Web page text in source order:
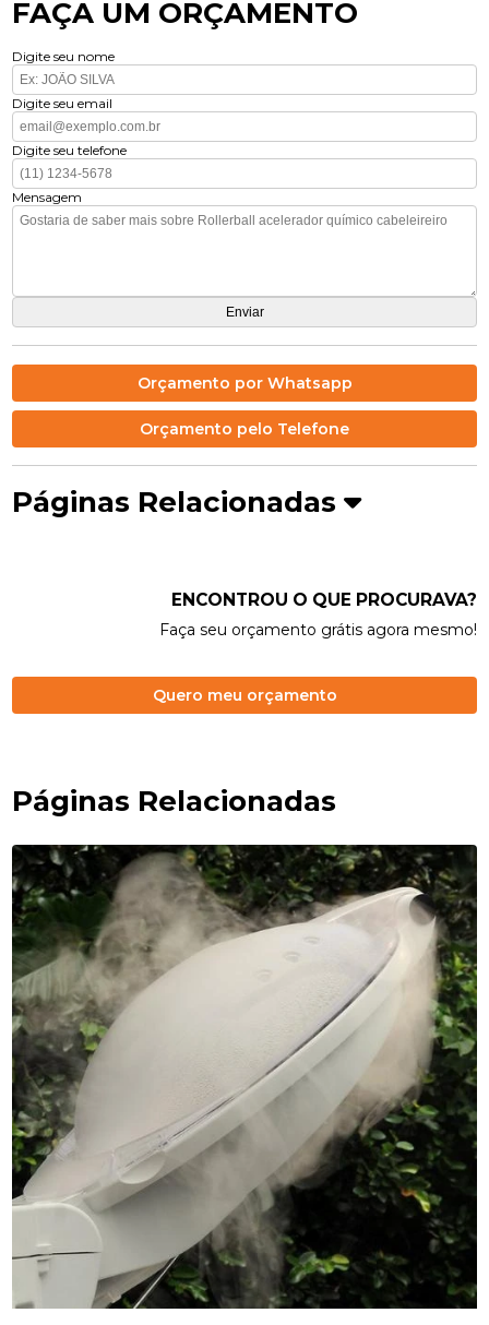
FAÇA UM ORÇAMENTO
Digite seu nome
Digite seu email
Digite seu telefone
Mensagem
Orçamento por Whatsapp
Orçamento pelo Telefone
Páginas Relacionadas
ENCONTROU O QUE PROCURAVA?
Faça seu orçamento grátis agora mesmo!
Quero meu orçamento
Páginas Relacionadas